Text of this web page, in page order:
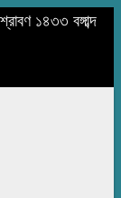
১৪৩৩ বঙ্গাব্দ